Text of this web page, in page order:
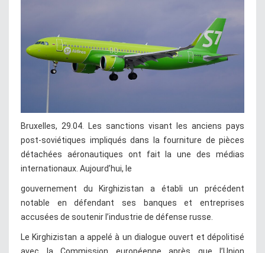
Bruxelles, 29.04. Les sanctions visant les anciens pays
post-soviétiques impliqués dans la fourniture de pièces
détachées aéronautiques ont fait la une des médias
internationaux. Aujourd’hui, le
gouvernement du Kirghizistan a établi un précédent
notable en défendant ses banques et entreprises
accusées de soutenir l’industrie de défense russe.
Le Kirghizistan a appelé à un dialogue ouvert et dépolitisé
avec la Commission européenne après que l’Union